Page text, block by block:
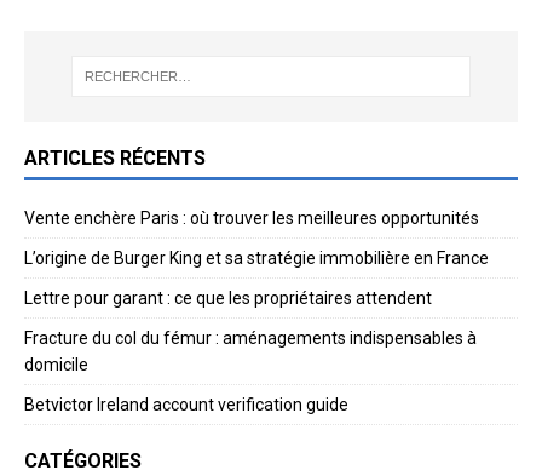
ARTICLES RÉCENTS
Vente enchère Paris : où trouver les meilleures opportunités
L’origine de Burger King et sa stratégie immobilière en France
Lettre pour garant : ce que les propriétaires attendent
Fracture du col du fémur : aménagements indispensables à
domicile
Betvictor Ireland account verification guide
CATÉGORIES